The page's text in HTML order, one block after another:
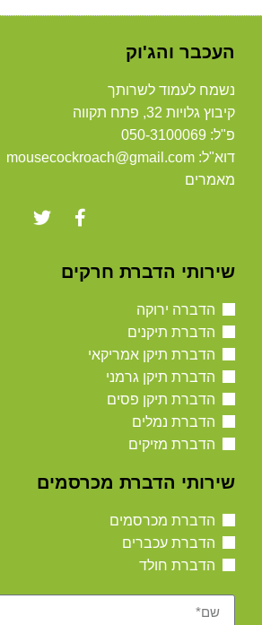
העכבר והג'וק
נשמח לעמוד לשרותך
קיבוץ גלויות 32, פתח תקווה
פ"ל: 050-3100069
דוא"ל: mousecockroach@gmail.com
מאמרים
שירותי הדברת חרקים
הדברה ירוקה
הדברת תיקנים
הדברת תיקן אמריקאי
הדברת תיקן גרמני
הדברת תיקן פסים
הדברת נמלים
הדברת מזיקים
שירותי הדברת מכרסמים
הדברת מכרסמים
הדברת עכברים
הדברת חולד